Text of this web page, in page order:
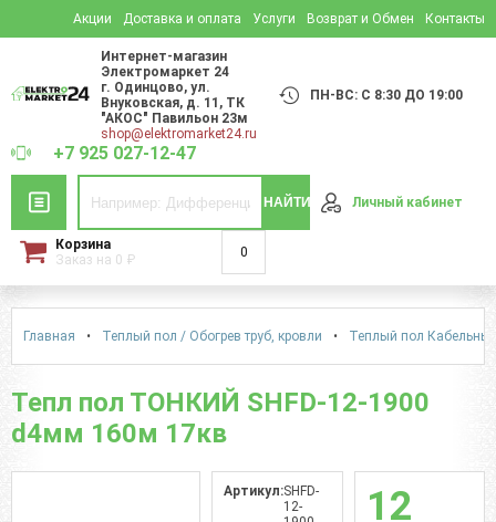
Акции Доставка и оплата Услуги Возврат и Обмен Контакты
Интернет-магазин
Электромаркет 24
г. Одинцово,ул.
Внуковская, д. 11 , ТК
"АКОС" Павильон 23м
shop@elektromarket24.ru
ПН-ВС: С 8:30 ДО 19:00
+7 925 027-12-47
НАЙТИ Личный кабинет
Корзина
Заказ на 0 ₽ 0
Главная • Теплый пол / Обогрев труб, кровли • Теплый пол
Тепл пол ТОНКИЙ SHFD-12-1900
d4мм 160м 17кв
Артикул:SHFD-
12-
12